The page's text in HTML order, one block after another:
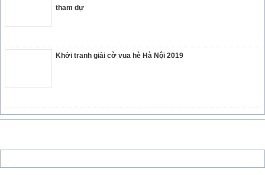
tham dự
Khởi tranh giải cờ vua hè Hà Nội 2019